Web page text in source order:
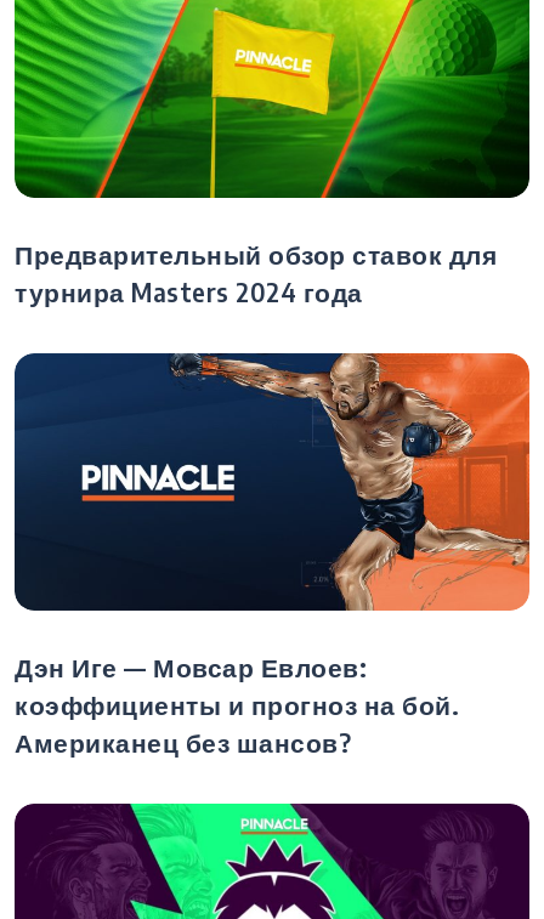
Предварительный обзор ставок для
турнира Masters 2024 года
Дэн Иге — Мовсар Евлоев:
коэффициенты и прогноз на бой.
Американец без шансов?